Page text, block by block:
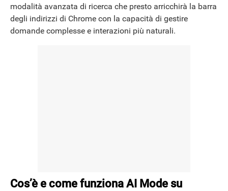
modalità avanzata di ricerca che presto arricchirà la barra
degli indirizzi di Chrome con la capacità di gestire
domande complesse e interazioni più naturali.
Cos’è e come funziona AI Mode su